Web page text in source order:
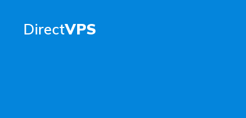
DirectVPS